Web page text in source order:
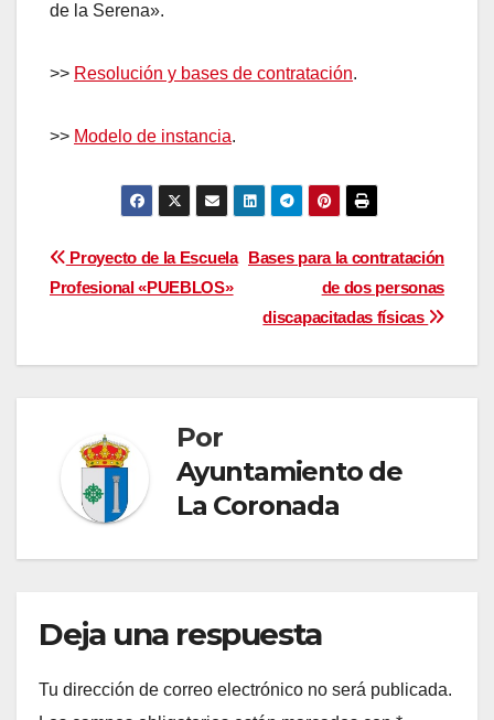
de la Serena».
>> Resolución y bases de contratación.
>> Modelo de instancia.
Navegación
de
entradas
Bases para la contratación
de dos personas
discapacitadas físicas
Proyecto de la Escuela
Profesional «PUEBLOS»
Por
Ayuntamiento de
La Coronada
Deja una respuesta
Tu dirección de correo electrónico no será publicada.